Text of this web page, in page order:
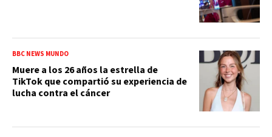
BBC NEWS MUNDO
Muere a los 26 años la estrella de
TikTok que compartió su experiencia de
lucha contra el cáncer